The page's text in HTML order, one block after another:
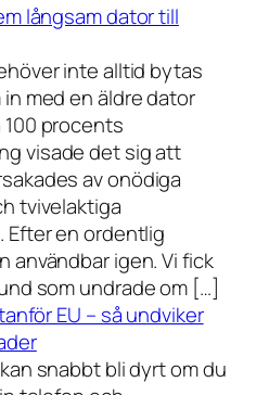
långsam dator till
inte alltid bytas
med en äldre dator
procents
visade det sig att
av onödiga
tvivelaktiga
en ordentlig
användbar igen. Vi fick
som undrade om […]
EU – så undviker
snabbt bli dyrt om du